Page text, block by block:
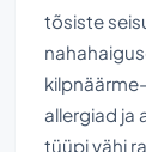
tõsiste
allergiad ja
tüüpi vähi